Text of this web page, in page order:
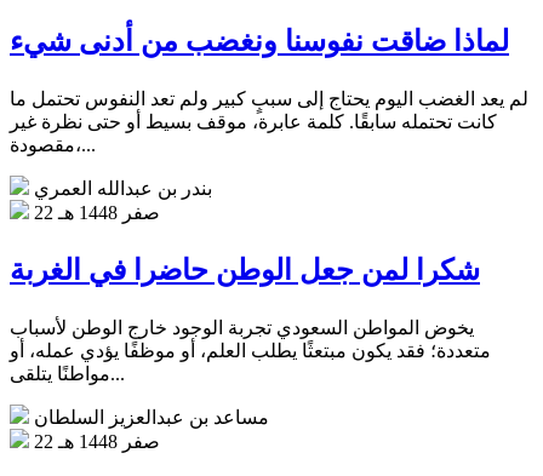
لماذا ضاقت نفوسنا ونغضب من أدنى شيء
لم يعد الغضب اليوم يحتاج إلى سببٍ كبير ولم تعد النفوس تحتمل ما
كانت تحتمله سابقًا. كلمة عابرة، موقف بسيط أو حتى نظرة غير
مقصودة،...
بندر بن عبدالله العمري
22 صفر 1448 هـ
شكرا لمن جعل الوطن حاضرا في الغربة
يخوض المواطن السعودي تجربة الوجود خارج الوطن لأسباب
متعددة؛ فقد يكون مبتعثًا يطلب العلم، أو موظفًا يؤدي عمله، أو
مواطنًا يتلقى...
مساعد بن عبدالعزيز السلطان
22 صفر 1448 هـ